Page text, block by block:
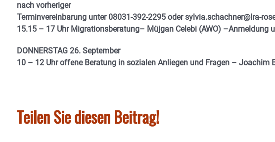
nach vorheriger
Terminvereinbarung unter 08031-392-2295 oder sylvia.schachner@lra-
15.15 – 17 Uhr Migrationsberatung– Müjgan Celebi (AWO) –Anmeldung
DONNERSTAG 26. September
10 – 12 Uhr offene Beratung in sozialen Anliegen und Fragen – Joachim
Teilen Sie diesen Beitrag!